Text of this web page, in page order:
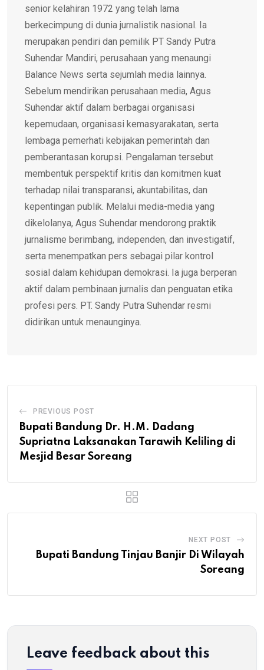
senior kelahiran 1972 yang telah lama
berkecimpung di dunia jurnalistik nasional. Ia
merupakan pendiri dan pemilik PT Sandy Putra
Suhendar Mandiri, perusahaan yang menaungi
Balance News serta sejumlah media lainnya.
Sebelum mendirikan perusahaan media, Agus
Suhendar aktif dalam berbagai organisasi
kepemudaan, organisasi kemasyarakatan, serta
lembaga pemerhati kebijakan pemerintah dan
pemberantasan korupsi. Pengalaman tersebut
membentuk perspektif kritis dan komitmen kuat
terhadap nilai transparansi, akuntabilitas, dan
kepentingan publik. Melalui media-media yang
dikelolanya, Agus Suhendar mendorong praktik
jurnalisme berimbang, independen, dan investigatif,
serta menempatkan pers sebagai pilar kontrol
sosial dalam kehidupan demokrasi. Ia juga berperan
aktif dalam pembinaan jurnalis dan penguatan etika
profesi pers. PT. Sandy Putra Suhendar resmi
didirikan untuk menaunginya.
PREVIOUS POST
Bupati Bandung Dr. H.M. Dadang
Supriatna Laksanakan Tarawih Keliling di
Mesjid Besar Soreang
NEXT POST
Bupati Bandung Tinjau Banjir Di Wilayah
Soreang
Leave feedback about this